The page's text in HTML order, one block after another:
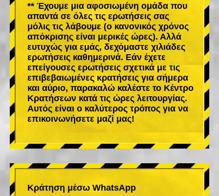
** Έχουμε μια αφοσιωμένη ομάδα που
απαντά σε όλες τις ερωτήσεις σας
μόλις τις λάβουμε (ο κανονικός χρόνος
απόκρισης είναι μερικές ώρες). Αλλά
ευτυχώς για εμάς, δεχόμαστε χιλιάδες
ερωτήσεις καθημερινά. Εάν έχετε
επείγουσες ερωτήσεις σχετικά με τις
επιβεβαιωμένες κρατήσεις για σήμερα
και αύριο, παρακαλώ καλέστε το Κέντρο
Κρατήσεων κατά τις ώρες λειτουργίας.
Αυτός είναι ο καλύτερος τρόπος για να
επικοινωνήσετε μαζί μας!
Κράτηση μέσω WhatsApp